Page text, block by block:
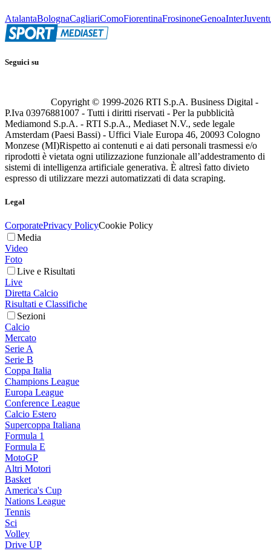
AtalantaBolognaCagliariComoFiorentinaFrosinoneGenoaInter
Seguici su
Copyright © 1999-2026 RTI S.p.A. Business Digital -
P.Iva 03976881007 - Tutti i diritti riservati - Per la pubblicità
Mediamond S.p.A. - RTI S.p.A., Mediaset N.V., sede legale
Amsterdam (Paesi Bassi) - Uffici Viale Europa 46, 20093 Cologno
Monzese (MI)Rispetto ai contenuti e ai dati personali trasmessi e/o
riprodotti è vietata ogni utilizzazione funzionale all’addestramento di
sistemi di intelligenza artificiale generativa. È altresì fatto divieto
espresso di utilizzare mezzi automatizzati di data scraping.
Legal
CorporatePrivacy PolicyCookie Policy
Media
Video
Foto
Live e Risultati
Live
Diretta Calcio
Risultati e Classifiche
Sezioni
Calcio
Mercato
Serie A
Serie B
Coppa Italia
Champions League
Europa League
Conference League
Calcio Estero
Supercoppa Italiana
Formula 1
Formula E
MotoGP
Altri Motori
Basket
America's Cup
Nations League
Tennis
Sci
Volley
Drive UP